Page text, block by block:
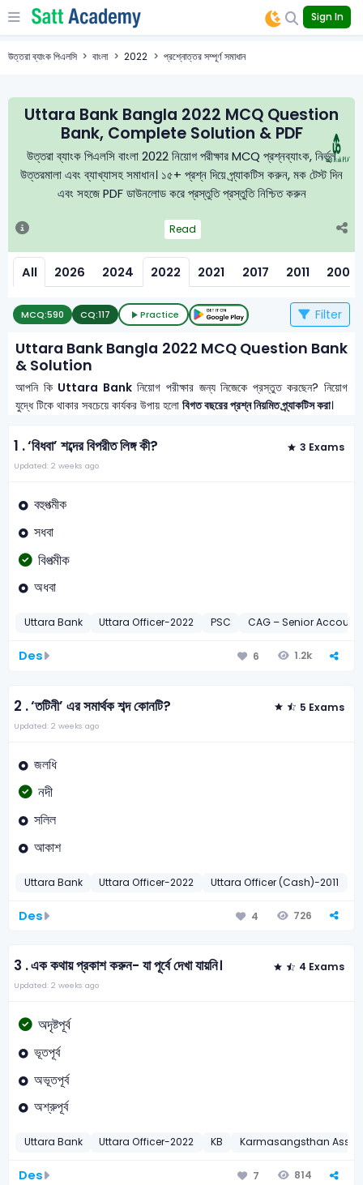
Sign In
উত্তরা ব্যাংক পিএলসি বাংলা 2022 প্রশ্নোত্তর সম্পূর্ণ সমাধান
Uttara Bank Bangla 2022 MCQ Question
Bank, Complete Solution & PDF
উত্তরা ব্যাংক পিএলসি বাংলা 2022 নিয়োগ পরীক্ষার MCQ প্রশ্নব্যাংক, নির্ভুল
উত্তরমালা এবং ব্যাখ্যাসহ সমাধান। ১৫+ প্রশ্ন দিয়ে প্র্যাকটিস করুন, মক টেস্ট দিন
এবং সহজে PDF ডাউনলোড করে প্রস্তুতি প্রস্তুতি নিশ্চিত করুন
Read
All 2026 2024 2022 2021 2017 2011 2008
MCQ:590 CQ:117 Practice Filter
Uttara Bank Bangla 2022 MCQ Question Bank
& Solution
আপনি কি Uttara Bankনিয়োগ পরীক্ষার জন্য নিজেকে প্রস্তুত করছেন? নিয়োগ
যুদ্ধে টিকে থাকার সবচেয়ে কার্যকর উপায় হলোবিগত বছরের প্রশ্ন নিয়মিত প্র্যাকটিস করা।
1 .‘বিধবা’ শব্দের বিপরীত লিঙ্গ কী? 3 Exams
Updated: 2 weeks ago
বহুপত্মীক
সধবা
বিপত্মীক
অধবা
Uttara Bank Uttara Officer-2022 PSC CAG – Senior
Des 6 1.2k
2 .‘তটিনী’ এর সমার্থক শব্দ কোনটি? 5 Exams
Updated: 2 weeks ago
জলধি
নদী
সলিল
আকাশ
Uttara Bank Uttara Officer-2022 Uttara Officer (Cash)-2011
Des 4 726
3 .এক কথায় প্রকাশ করুন- যা পূর্বে দেখা যায়নি। 4 Exams
Updated: 2 weeks ago
অদৃষ্টপূর্ব
ভূতপূর্ব
অভূতপূর্ব
অশ্রুপূর্ব
Uttara Bank Uttara Officer-2022 KB Karmasangsthan Asst.
Des 7 814